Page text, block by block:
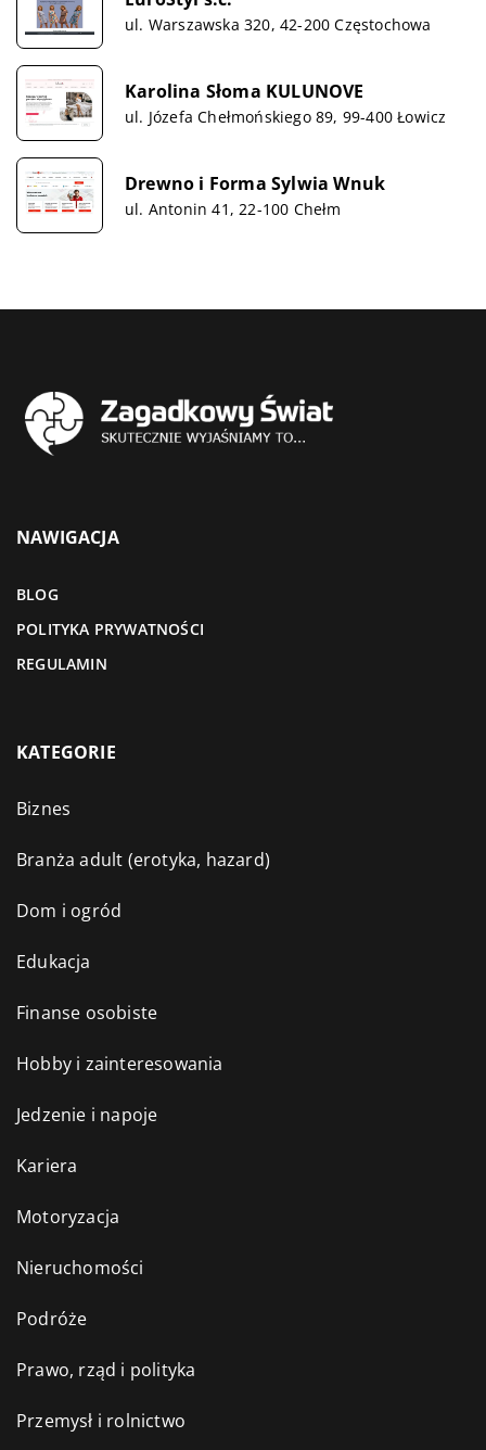
ul. Warszawska 320, 42-200 Częstochowa
Karolina Słoma KULUNOVE
ul. Józefa Chełmońskiego 89, 99-400 Łowicz
Drewno i Forma Sylwia Wnuk
ul. Antonin 41, 22-100 Chełm
NAWIGACJA
BLOG
POLITYKA PRYWATNOŚCI
REGULAMIN
KATEGORIE
Biznes
Branża adult (erotyka, hazard)
Dom i ogród
Edukacja
Finanse osobiste
Hobby i zainteresowania
Jedzenie i napoje
Kariera
Motoryzacja
Nieruchomości
Podróże
Prawo, rząd i polityka
Przemysł i rolnictwo